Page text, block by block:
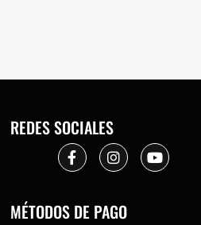
REDES SOCIALES
MÉTODOS DE PAGO